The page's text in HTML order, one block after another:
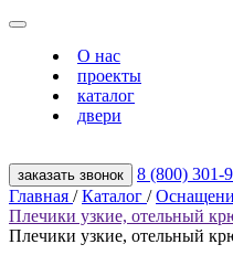
О нас
проекты
каталог
двери
заказать звонок
8 (800)
Главная / Каталог /
Плечики узкие, отельный
Плечики узкие, отельный